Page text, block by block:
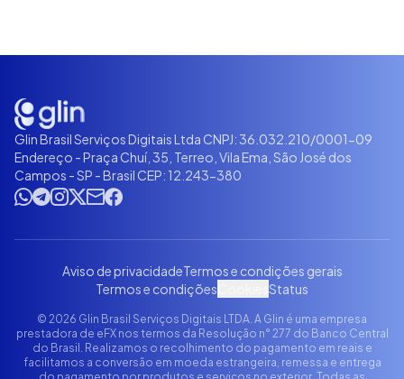
Glin Brasil Serviços Digitais Ltda CNPJ: 36.032.210/0001-09
Endereço - Praça Chuí, 35, Terreo, Vila Ema, São José dos
Campos - SP - Brasil CEP: 12.243-380
Aviso de privacidadeTermos e condições gerais
Termos e condições
Status
© 2026 Glin Brasil Serviços Digitais LTDA. A Glin é uma empresa
prestadora de eFX nos termos da Resolução n° 277 do Banco Central
do Brasil. Realizamos o recolhimento do pagamento em reais e
facilitamos a conversão em moeda estrangeira, remessa e entrega